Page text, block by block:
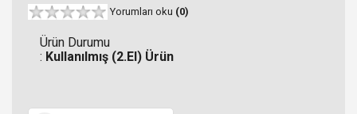
Yorumları oku (0)
Ürün Durumu
: Kullanılmış (2.El) Ürün